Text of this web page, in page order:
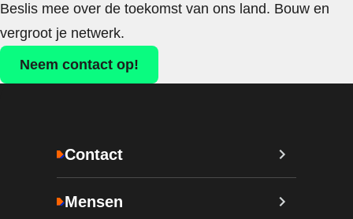
Beslis mee over de toekomst van ons land. Bouw en
vergroot je netwerk.
Neem contact op!
Contact
Mensen